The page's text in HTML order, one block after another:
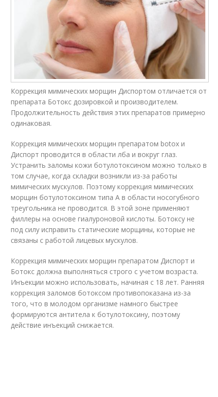
Коррекция мимических морщин Диспортом отличается от
препарата Ботокс дозировкой и производителем.
Продолжительность действия этих препаратов примерно
одинаковая.
Коррекция мимических морщин препаратом botox и
Диспорт проводится в области лба и вокруг глаз.
Устранить заломы кожи ботулотоксином можно только в
том случае, когда складки возникли из-за работы
мимических мускулов. Поэтому коррекция мимических
морщин ботулотоксином типа А в области носогубного
треугольника не проводится. В этой зоне применяют
филлеры на основе гиалуроновой кислоты. Ботоксу не
под силу исправить статические морщины, которые не
связаны с работой лицевых мускулов.
Коррекция мимических морщин препаратом Диспорт и
Ботокс должна выполняться строго с учетом возраста.
Инъекции можно использовать, начиная с 18 лет. Ранняя
коррекция заломов ботоксом противопоказана из-за
того, что в молодом организме намного быстрее
формируются антитела к ботулотоксину, поэтому
действие инъекций снижается.